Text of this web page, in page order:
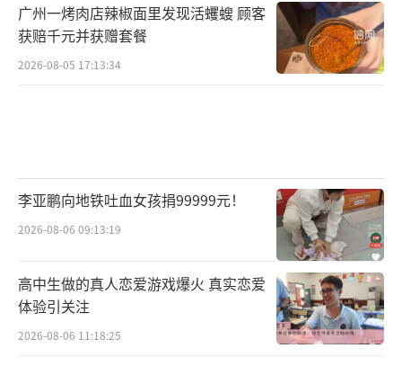
广州一烤肉店辣椒面里发现活蠼螋 顾客
获赔千元并获赠套餐
2026-08-05 17:13:34
李亚鹏向地铁吐血女孩捐99999元！
2026-08-06 09:13:19
高中生做的真人恋爱游戏爆火 真实恋爱
体验引关注
2026-08-06 11:18:25